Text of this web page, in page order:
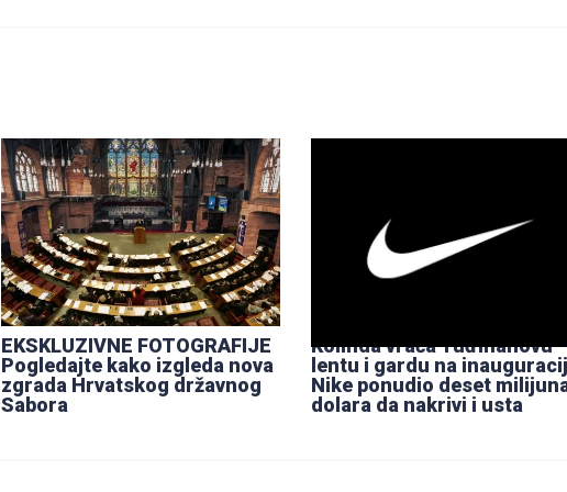
EKSKLUZIVNE FOTOGRAFIJE
Pogledajte kako izgleda nova
zgrada Hrvatskog državnog
Sabora
Kolinda vraća Tuđmanovu
lentu i gardu na
Nike ponudio deset
dolara da nakrivi i usta